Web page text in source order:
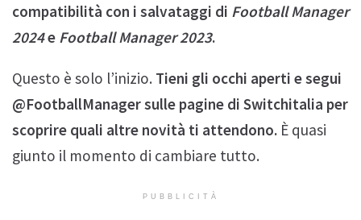
compatibilità con i salvataggi di Football Manager
2024e Football Manager 2023.
Questo è solo l’inizio. Tieni gli occhi aperti e segui
@FootballManager sulle pagine di Switchitalia per
scoprire quali altre novità ti attendono. È quasi
giunto il momento di cambiare tutto.
PUBBLICITÀ